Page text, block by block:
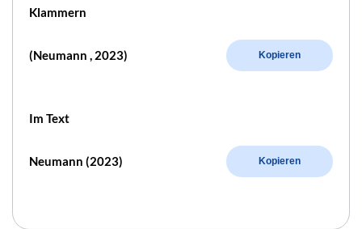
Klammern
(Neumann , 2023) Kopieren
Im Text
Neumann (2023) Kopieren